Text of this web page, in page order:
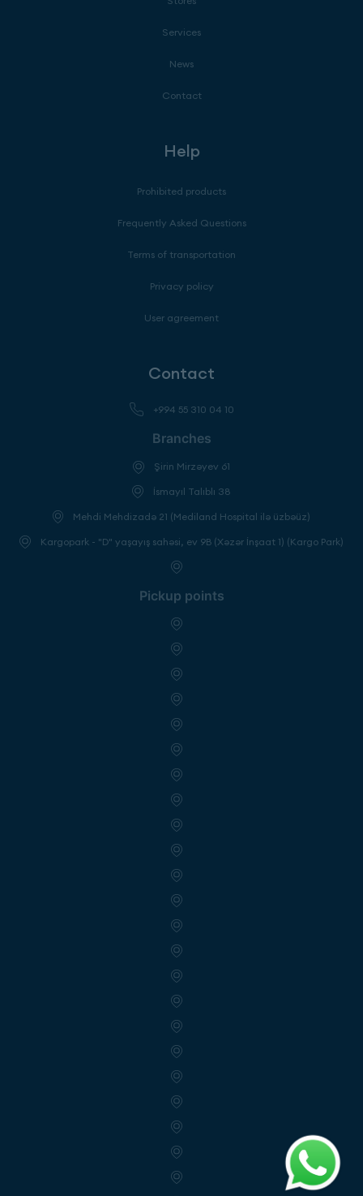
Services
News
Contact
Help
Prohibited products
Frequently Asked Questions
Terms of transportation
Privacy policy
User agreement
Contact
+994 55 310 04 10
Branches
Şirin Mirzəyev 61
İsmayıl Talıblı 38
Mehdi Mehdizadə 21 (Mediland Hospital ilə üzbəüz)
Kargopark - "D" yaşayış sahəsi, ev 9B (Xəzər İnşaat 1) (Kargo Park)
Pickup points